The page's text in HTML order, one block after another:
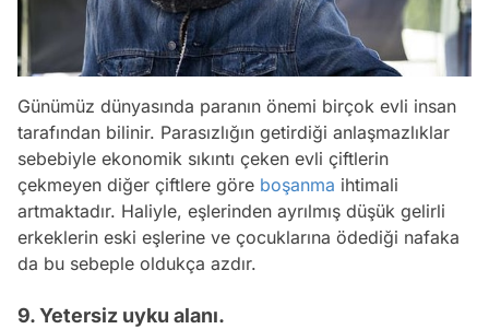
Günümüz dünyasında paranın önemi birçok evli insan
tarafından bilinir. Parasızlığın getirdiği anlaşmazlıklar
sebebiyle ekonomik sıkıntı çeken evli çiftlerin
çekmeyen diğer çiftlere göre boşanma ihtimali
artmaktadır. Haliyle, eşlerinden ayrılmış düşük gelirli
erkeklerin eski eşlerine ve çocuklarına ödediği nafaka
da bu sebeple oldukça azdır.
9. Yetersiz uyku alanı.